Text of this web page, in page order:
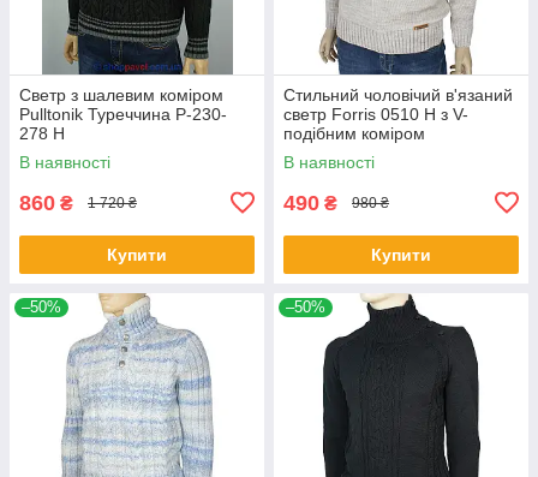
Светр з шалевим коміром
Pulltonik Туреччина P-230-
278 H
В наявності
860 ₴ 1 720 ₴
Купити
Стильний чоловічий в'язаний
светр Forris 0510 Н з V-
подібним коміром
В наявності
490 ₴ 980 ₴
Купити
–50% –50%